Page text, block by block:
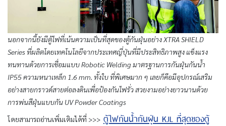
นอกจากนี้ยังมีตู้ไฟที่เน้นความเป็นที่สุดของตู้กันฝุ่นอย่าง XTRA SHIELD
Series ที่ผลิตโดยเทคโนโลยีจากประเทศญี่ปุ่นที่มีประสิทธิภาพสูง แข็งแรง
ทนทานด้วยการเชื่อมแบบRobotic Weldingมาตรฐานการกันฝุ่นกันน้ำ
IP55 ความหนาเหล็ก 1.6mm. ทั้งใบ ที่พิเศษมาก ๆ เลยก็คือมีอุปกรณ์เสริม
อย่างสายกราวด์สายต่อลงดินเพื่อป้องกันไฟรั่ว สวยงามอย่างยาวนานด้วย
การพ่นสีฝุ่นแบบกัน UV Powder Coatings
โดยสามารถอ่านเพิ่มเติมได้ที่ >>> ตู้ไฟกันน้ำกันฝุ่น KJL ที่สุดของตู้